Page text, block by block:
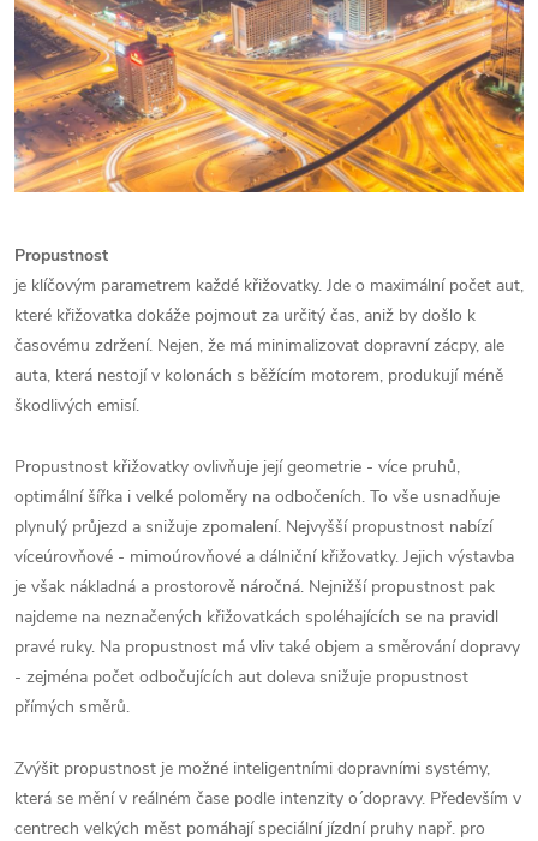
Propustnost
je klíčovým parametrem každé křižovatky. Jde o maximální počet aut,
které křižovatka dokáže pojmout za určitý čas, aniž by došlo k
časovému zdržení. Nejen, že má minimalizovat dopravní zácpy, ale
auta, která nestojí v kolonách s běžícím motorem, produkují méně
škodlivých emisí.
Propustnost křižovatky ovlivňuje její geometrie - více pruhů,
optimální šířka i velké poloměry na odbočeních. To vše usnadňuje
plynulý průjezd a snižuje zpomalení. Nejvyšší propustnost nabízí
víceúrovňové - mimoúrovňové a dálniční křižovatky. Jejich výstavba
je však nákladná a prostorově náročná. Nejnižší propustnost pak
najdeme na neznačených křižovatkách spoléhajících se na pravidl
pravé ruky. Na propustnost má vliv také objem a směrování dopravy
- zejména počet odbočujících aut doleva snižuje propustnost
přímých směrů.
Zvýšit propustnost je možné inteligentními dopravními systémy,
která se mění v reálném čase podle intenzity o´dopravy. Především v
centrech velkých měst pomáhají speciální jízdní pruhy např. pro